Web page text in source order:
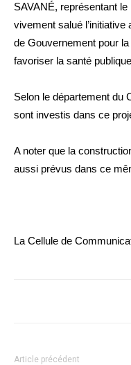
SAVANÉ, représentant
vivement salué l’initiative
de Gouvernement pour
favoriser la santé
Selon le département du
sont investis dans ce
A noter que la
aussi prévus dans ce
La Cellule de
Article précédent